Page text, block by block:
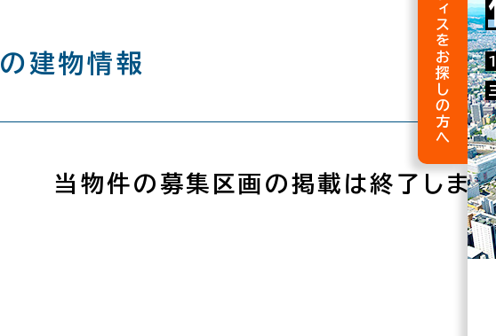
の建物情報
当物件の募集区画の掲載は終了しまし
オフィスをお探しの方へ